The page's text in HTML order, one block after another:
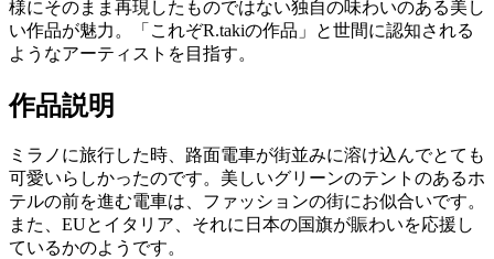
様にそのまま再現したものではない独自の味わいのある美し
い作品が魅力。「これぞR.takiの作品」と世間に認知される
ようなアーティストを目指す。
作品説明
ミラノに旅行した時、路面電車が街並みに溶け込んでとても
可愛いらしかったのです。美しいグリーンのテントのあるホ
テルの前を進む電車は、ファッションの街にお似合いです。
また、EUとイタリア、それに日本の国旗が賑わいを応援し
ているかのようです。